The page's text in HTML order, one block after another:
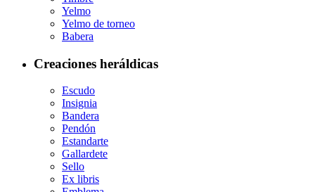
Yelmo
Yelmo de torneo
Babera
Creaciones heráldicas
Escudo
Insignia
Bandera
Pendón
Estandarte
Gallardete
Sello
Ex libris